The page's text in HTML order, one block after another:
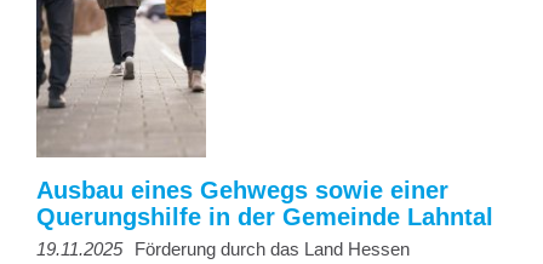
Ausbau eines Gehwegs sowie einer
Querungshilfe in der Gemeinde Lahntal
19.11.2025 Förderung durch das Land Hessen